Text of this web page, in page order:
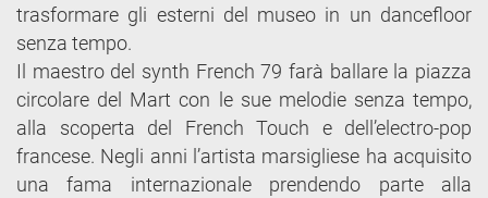
trasformare gli esterni del museo in un dancefloor
senza tempo.
Il maestro del synth French 79 farà ballare la piazza
circolare del Mart con le sue melodie senza tempo,
alla scoperta del French Touch e dell’electro-pop
francese. Negli anni l’artista marsigliese ha acquisito
una fama internazionale prendendo parte alla